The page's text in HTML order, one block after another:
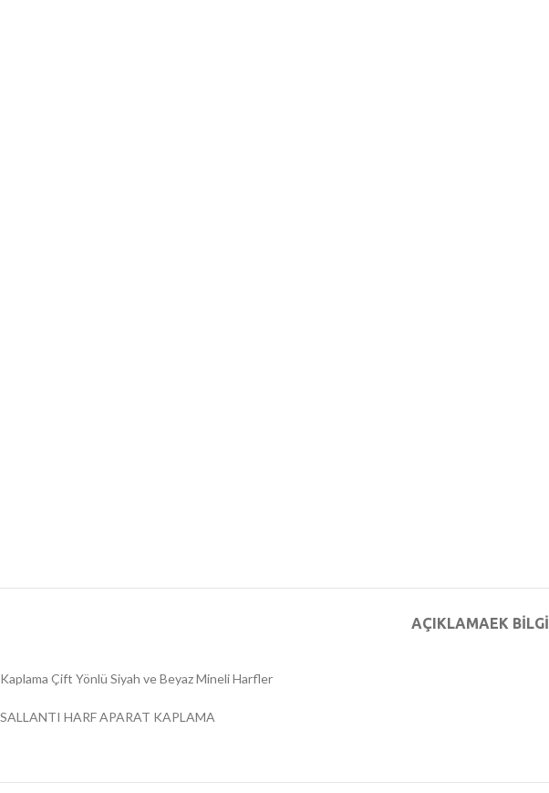
AÇIKLAMAEK BILGI
Kaplama Çift Yönlü Siyah ve Beyaz Mineli Harfler
SALLANTI HARF APARAT KAPLAMA